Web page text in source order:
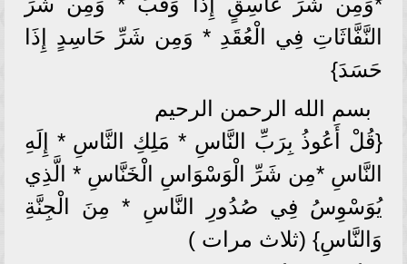
النَّفَّاثَاتِ فِي الْعُقَدِ * وَمِن شَرِّ حَاسِدٍ إِذَا
حَسَدَ}
بسم الله الرحمن الرحيم
{قُلْ أَعُوذُ بِرَبِّ النَّاسِ * مَلِكِ النَّاسِ * إِلَهِ
النَّاسِ *مِن شَرِّ الْوَسْوَاسِ الْخَنَّاسِ * الَّذِي
يُوَسْوِسُ فِي صُدُورِ النَّاسِ * مِنَ الْجِنَّةِ
وَالنَّاسِ} (ثلاث مرات )